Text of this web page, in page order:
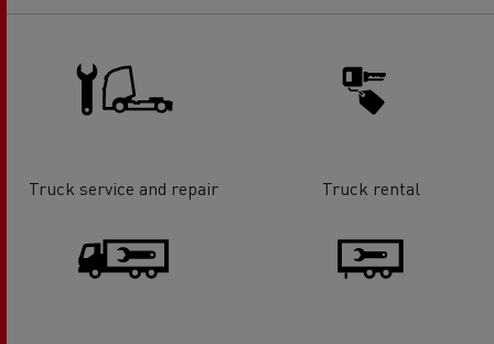
Truck service and repair Truck rental